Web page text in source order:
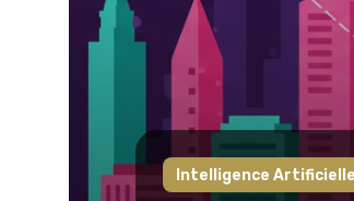
Intelligence Artificielle